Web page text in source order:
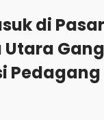
di
Pedagang